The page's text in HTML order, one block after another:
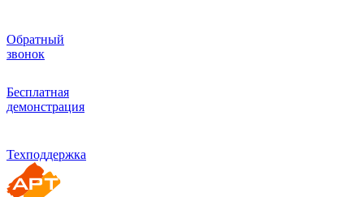
Обратный
звонок
Бесплатная
демонстрация
Техподдержка